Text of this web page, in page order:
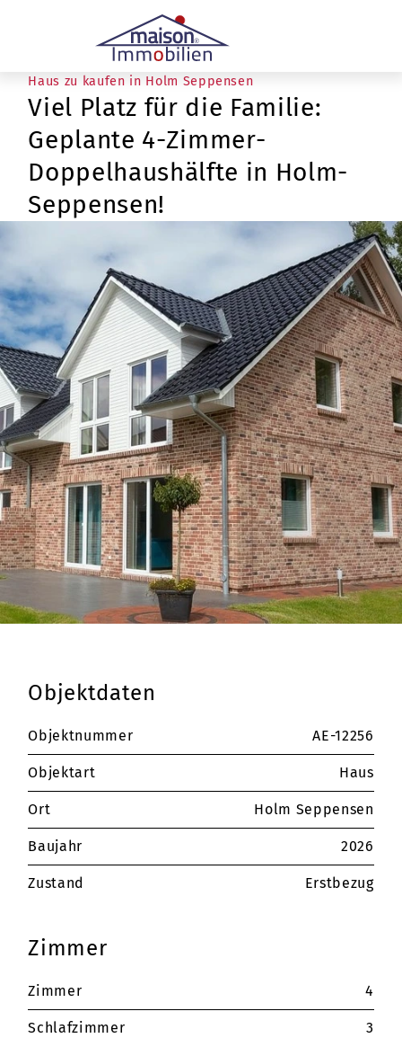
Haus zu kaufen in Holm Seppensen
Viel Platz für die Familie:
Geplante 4-Zimmer-
Doppelhaushälfte in Holm-
Seppensen!
Objektdaten
Objektnummer AE-12256
Objektart Haus
Ort Holm Seppensen
Baujahr 2026
Zustand Erstbezug
Zimmer
Zimmer 4
Schlafzimmer 3